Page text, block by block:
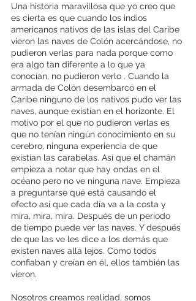
Una historia maravillosa que yo creo que
es cierta es que cuando los indios
americanos nativos de las islas del Caribe
vieron las naves de Colón acercándose, no
pudieron verlas para nada porque como
era algo tan diferente a lo que ya
conocían, no pudieron verlo . Cuando la
armada de Colón desembarcó en el
Caribe ninguno de los nativos pudo ver las
naves, aunque existían en el horizonte. El
motivo por el que no pudieron verlas es
que no tenían ningún conocimiento en su
cerebro, ninguna experiencia de que
existían las carabelas. Así que el chamán
empieza a notar que hay ondas en el
océano pero no ve ninguna nave. Empieza
a preguntarse qué está causando el
efecto así que cada día va a la costa y
mira, mira, mira. Después de un período
de tiempo puede ver las naves. Y después
de que las ve les dice a los demás que
existen naves allá lejos. Como todos
confiaban y creían en él, ellos también las
vieron.
Nosotros creamos realidad, somos